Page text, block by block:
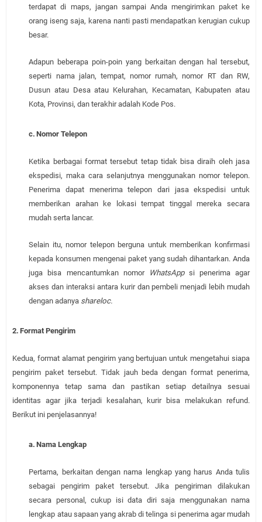
terdapat di maps, jangan sampai Anda mengirimkan paket ke
orang iseng saja, karena nanti pasti mendapatkan kerugian cukup
besar.
Adapun beberapa poin-poin yang berkaitan dengan hal tersebut,
seperti nama jalan, tempat, nomor rumah, nomor RT dan RW,
Dusun atau Desa atau Kelurahan, Kecamatan, Kabupaten atau
Kota, Provinsi, dan terakhir adalah Kode Pos.
c. Nomor Telepon
Ketika berbagai format tersebut tetap tidak bisa diraih oleh jasa
ekspedisi, maka cara selanjutnya menggunakan nomor telepon.
Penerima dapat menerima telepon dari jasa ekspedisi untuk
memberikan arahan ke lokasi tempat tinggal mereka secara
mudah serta lancar.
Selain itu, nomor telepon berguna untuk memberikan konfirmasi
kepada konsumen mengenai paket yang sudah dihantarkan. Anda
juga bisa mencantumkan nomor WhatsApp si penerima agar
akses dan interaksi antara kurir dan pembeli menjadi lebih mudah
dengan adanya shareloc.
2. Format Pengirim
Kedua, format alamat pengirim yang bertujuan untuk mengetahui siapa
pengirim paket tersebut. Tidak jauh beda dengan format penerima,
komponennya tetap sama dan pastikan setiap detailnya sesuai
identitas agar jika terjadi kesalahan, kurir bisa melakukan refund.
Berikut ini penjelasannya!
a. Nama Lengkap
Pertama, berkaitan dengan nama lengkap yang harus Anda tulis
sebagai pengirim paket tersebut. Jika pengiriman dilakukan
secara personal, cukup isi data diri saja menggunakan nama
lengkap atau sapaan yang akrab di telinga si penerima agar mudah